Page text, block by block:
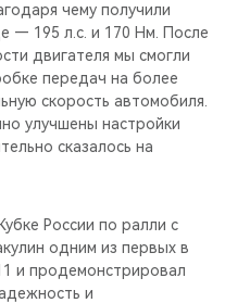
чему получили
— 195 л.с. и 170 Нм. После
двигателя мы смогли
передач на более
скорость автомобиля.
улучшены настройки
сказалось на
России по ралли с
одним из первых в
и продемонстрировал
и